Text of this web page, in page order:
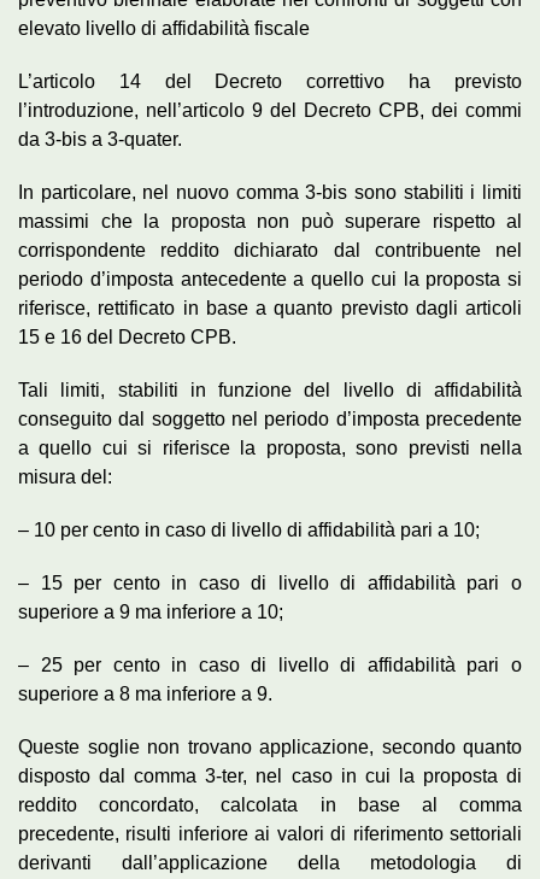
elevato livello di affidabilità fiscale
L’articolo 14 del Decreto correttivo ha previsto
l’introduzione, nell’articolo 9 del Decreto CPB, dei commi
da 3-bis a 3-quater.
In particolare, nel nuovo comma 3-bis sono stabiliti i limiti
massimi che la proposta non può superare rispetto al
corrispondente reddito dichiarato dal contribuente nel
periodo d’imposta antecedente a quello cui la proposta si
riferisce, rettificato in base a quanto previsto dagli articoli
15 e 16 del Decreto CPB.
Tali limiti, stabiliti in funzione del livello di affidabilità
conseguito dal soggetto nel periodo d’imposta precedente
a quello cui si riferisce la proposta, sono previsti nella
misura del:
– 10 per cento in caso di livello di affidabilità pari a 10;
– 15 per cento in caso di livello di affidabilità pari o
superiore a 9 ma inferiore a 10;
– 25 per cento in caso di livello di affidabilità pari o
superiore a 8 ma inferiore a 9.
Queste soglie non trovano applicazione, secondo quanto
disposto dal comma 3-ter, nel caso in cui la proposta di
reddito concordato, calcolata in base al comma
precedente, risulti inferiore ai valori di riferimento settoriali
derivanti dall’applicazione della metodologia di